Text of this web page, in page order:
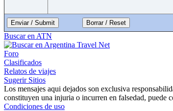
Enviar / Submit
Buscar en ATN
Foro
Clasificados
Relatos de viajes
Sugerir Sitios
Los mensajes aqui dejados son exclusiva
constituyen una injuria o incurren en falsedad, puede
Condiciones de uso